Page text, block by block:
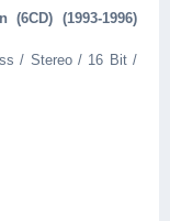
(1993-1996)
/ Stereo / 16 Bit /